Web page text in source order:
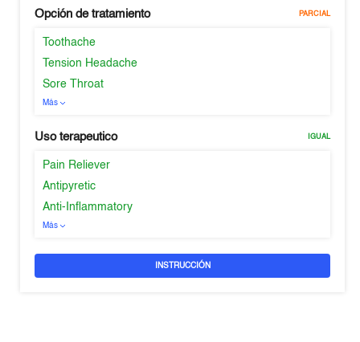
Opción de tratamiento PARCIAL
Toothache
Tension Headache
Sore Throat
Más
Uso terapeutico IGUAL
Pain Reliever
Antipyretic
Anti-Inflammatory
Más
INSTRUCCIÓN